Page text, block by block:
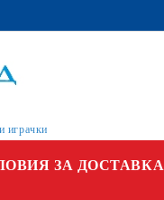
играчки
ЗА ДОСТАВКА